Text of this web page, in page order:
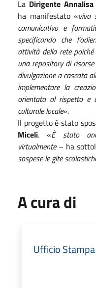
La Dirigente Annalisa
ha manifestato «viva
comunicativo e
specificando che
attività della rete
una repository di
divulgazione a cascata
implementare la
orientata al rispetto e
culturale locale».
Il progetto è stato
Miceli. «È stato
virtualmente– ha
sospese le gite
A cura di
Ufficio